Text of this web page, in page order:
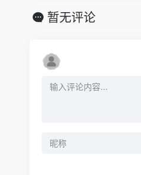
暂无评论